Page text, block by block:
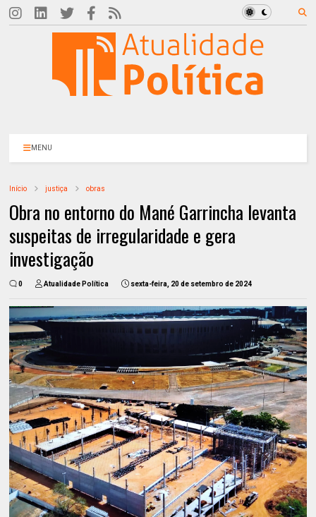
MENU
Início justiça obras
Obra no entorno do Mané Garrincha levanta
suspeitas de irregularidade e gera
investigação
0 Atualidade Política sexta-feira, 20 de setembro de 2024